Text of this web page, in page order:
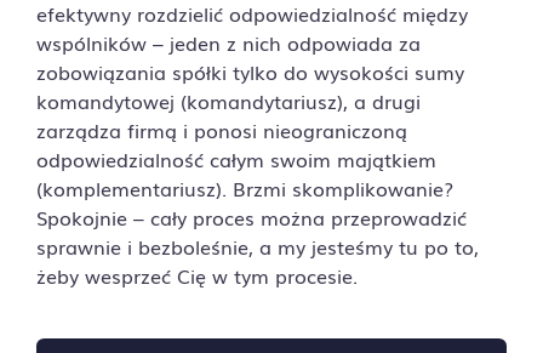
efektywny rozdzielić odpowiedzialność między
wspólników – jeden z nich odpowiada za
zobowiązania spółki tylko do wysokości sumy
komandytowej (komandytariusz), a drugi
zarządza firmą i ponosi nieograniczoną
odpowiedzialność całym swoim majątkiem
(komplementariusz). Brzmi skomplikowanie?
Spokojnie – cały proces można przeprowadzić
sprawnie i bezboleśnie, a my jesteśmy tu po to,
żeby wesprzeć Cię w tym procesie.